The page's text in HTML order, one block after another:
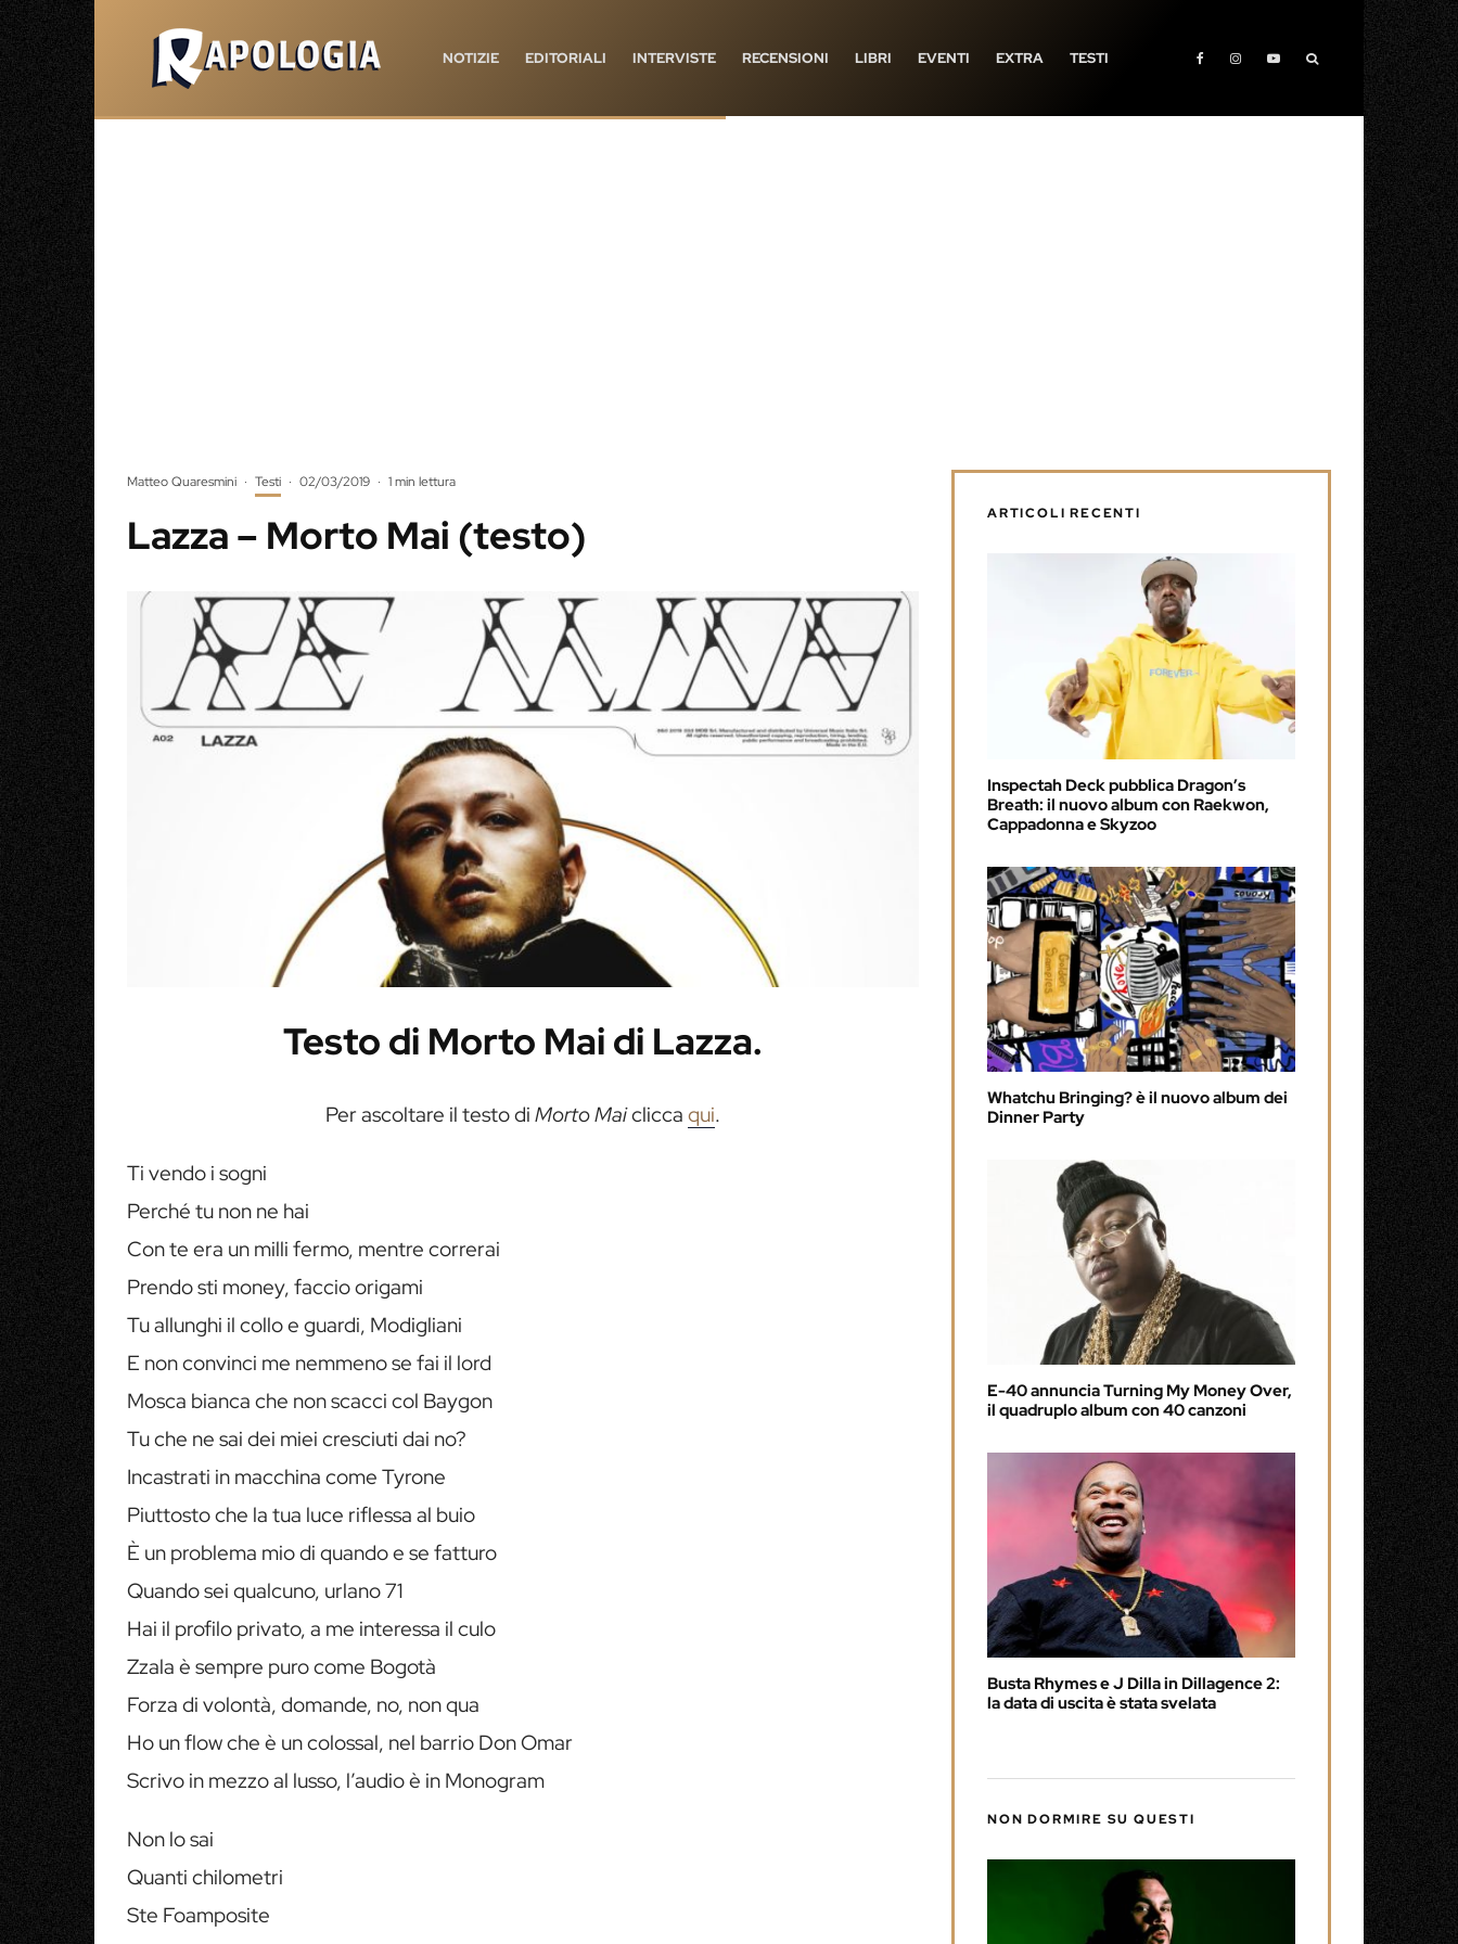
NOTIZIE EDITORIALI INTERVISTE RECENSIONI LIBRI EVENTI EXTRA TESTI
Matteo Quaresmini · Testi · 02/03/2019 · 1 min lettura
Lazza – Morto Mai (testo)
Testo di Morto Mai di Lazza.
Per ascoltare il testo di Morto Maiclicca qui.
Ti vendo i sogni
Perché tu non ne hai
Con te era un milli fermo, mentre correrai
Prendo sti money, faccio origami
Tu allunghi il collo e guardi, Modigliani
E non convinci me nemmeno se fai il lord
Mosca bianca che non scacci col Baygon
Tu che ne sai dei miei cresciuti dai no?
Incastrati in macchina come Tyrone
Piuttosto che la tua luce riflessa al buio
È un problema mio di quando e se fatturo
Quando sei qualcuno, urlano 71
Hai il profilo privato, a me interessa il culo
Zzala è sempre puro come Bogotà
Forza di volontà, domande, no, non qua
Ho un flow che è un colossal, nel barrio Don Omar
Scrivo in mezzo al lusso, l’audio è in Monogram
Non lo sai
Quanti chilometri
Ste Foamposite
ARTICOLI RECENTI
Inspectah Deck pubblica Dragon’s
Breath: il nuovo album con Raekwon,
Cappadonna e Skyzoo
Whatchu Bringing? è il nuovo album dei
Dinner Party
E-40 annuncia Turning My Money Over,
il quadruplo album con 40 canzoni
Busta Rhymes e J Dilla in Dillagence 2:
la data di uscita è stata svelata
NON DORMIRE SU QUESTI